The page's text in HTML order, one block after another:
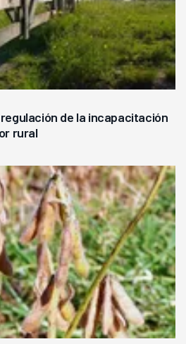
de la incapacitación
rural